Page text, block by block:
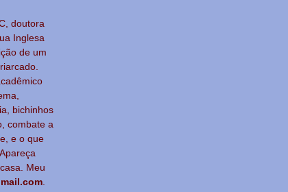
doutora
Inglesa
de um
cado.
bichinhos
combate a
e o que
Meu